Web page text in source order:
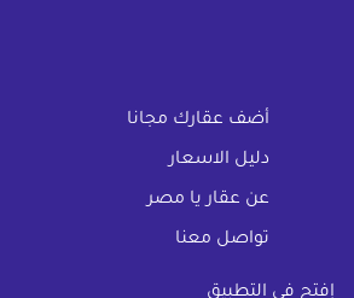
إفتح في التطبيق
أضف عقارك مجانا
دليل الاسعار
عن عقار يا مصر
تواصل معنا